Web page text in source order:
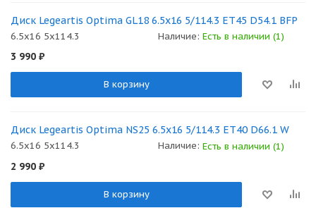
Диск Legeartis Optima GL18 6.5x16 5/114.3 ET45 D54.1 BFP
6.5x16 5x114.3 Наличие: Есть в наличии (1)
3 990 ₽
В корзину
Диск Legeartis Optima NS25 6.5x16 5/114.3 ET40 D66.1 W
6.5x16 5x114.3 Наличие: Есть в наличии (1)
2 990 ₽
В корзину